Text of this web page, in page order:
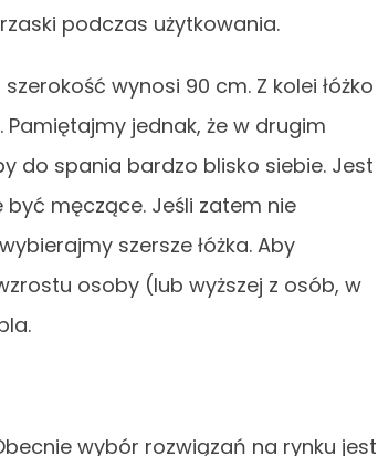
podczas użytkowania.
wynosi 90 cm. Z kolei łóżko
jednak, że w drugim
do spania bardzo blisko siebie. Jest
męczące. Jeśli zatem nie
szersze łóżka. Aby
osoby (lub wyższej z osób, w
wybór rozwiązań na rynku jest